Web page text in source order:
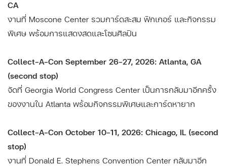
CA
งานที่ Moscone Center รวมการ์ดสะสม ฟิกเกอร์ และกิจกรรม
พิเศษ พร้อมการแสดงสดและโซนศิลปิน
Collect-A-Con September 26–27, 2026: Atlanta, GA
(second stop)
จัดที่ Georgia World Congress Center เป็นการกลับมาอีกครั้ง
ของงานใน Atlanta พร้อมกิจกรรมพิเศษและการ์ดหายาก
Collect-A-Con October 10–11, 2026: Chicago, IL (second
stop)
งานที่ Donald E. Stephens Convention Center กลับมาอีก